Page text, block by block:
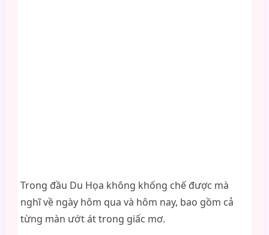
Trong đầu Du Họa không khống chế được mà
nghĩ về ngày hôm qua và hôm nay, bao gồm cả
từng màn ướt át trong giấc mơ.